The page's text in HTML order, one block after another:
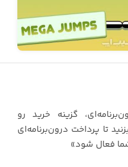
گزینه خرید رو
تا پرداخت درون‌برنامه‌ای
فعال شود»